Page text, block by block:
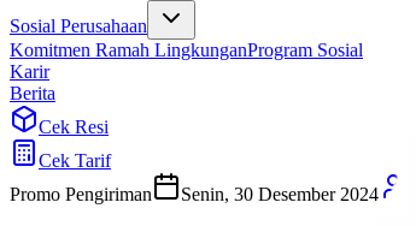
Sosial Perusahaan
Komitmen Ramah LingkunganProgram Sosial
Karir
Berita
Cek Resi
Cek Tarif
Promo Pengiriman
Senin, 30 Desember 2024